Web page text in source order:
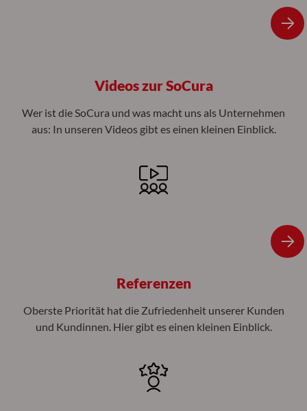
Videos zur SoCura
Wer ist die SoCura und was macht uns als Unternehmen
aus: In unseren Videos gibt es einen kleinen Einblick.
Referenzen
Oberste Priorität hat die Zufriedenheit unserer Kunden
und Kundinnen. Hier gibt es einen kleinen Einblick.